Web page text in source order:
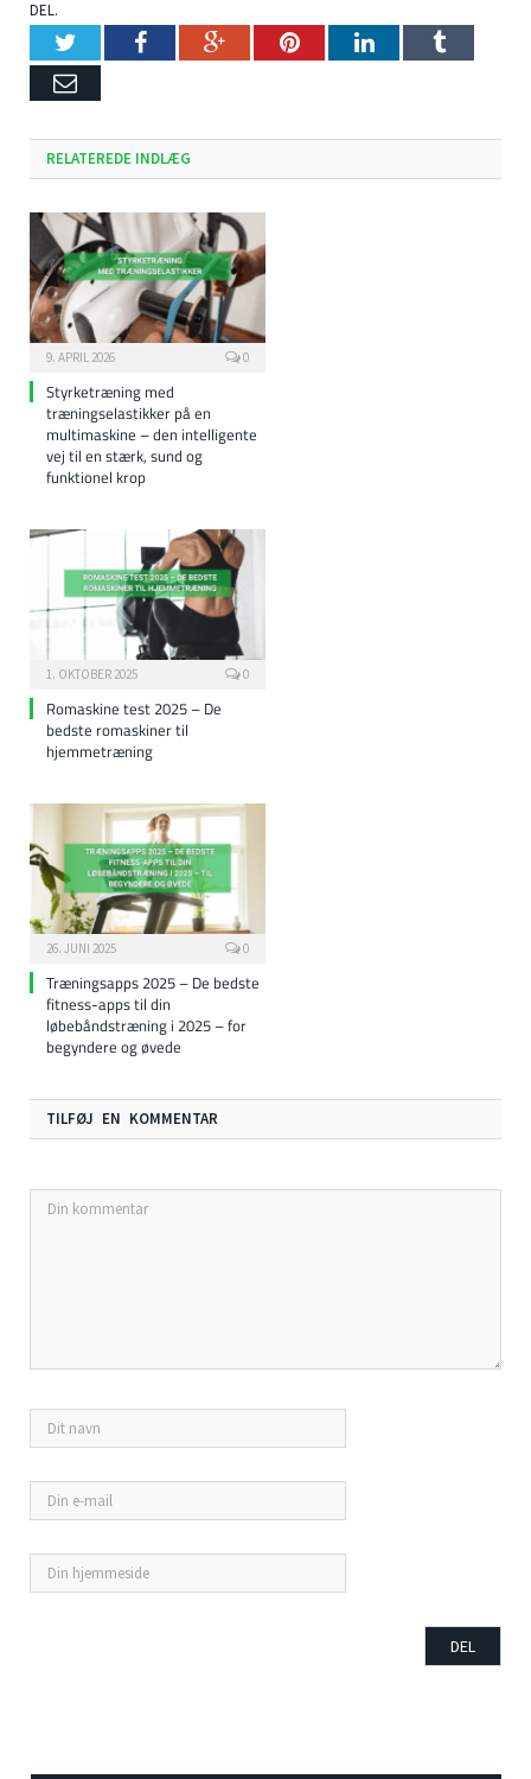
DEL.
TwitterFacebookGoogle+PinterestLinkedInTumblr
Email
RELATEREDE INDLÆG
9. APRIL 2026 0
Styrketræning med
træningselastikker på en
multimaskine – den intelligente
vej til en stærk, sund og
funktionel krop
1. OKTOBER 2025 0
Romaskine test 2025 – De
bedste romaskiner til
hjemmetræning
26. JUNI 2025 0
Træningsapps 2025 – De bedste
fitness-apps til din
løbebåndstræning i 2025 – for
begyndere og øvede
TILFØJ EN KOMMENTAR